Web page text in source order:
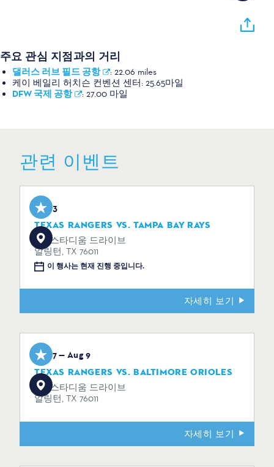
주요 관심 지점과의 거리
댈러스 러브 필드 공항 : 22.06 miles
케이 베일리 허치슨 컨벤션 센터: 25.65마일
DFW 국제 공항 : 27.00 마일
관련 이벤트
Aug 3
TEXAS RANGERS VS. TAMPA BAY RAYS
734 스타디움 드라이브
알링턴, TX 76011
이 행사는 현재 진행 중입니다.
자세히 보기
Aug 7 — Aug 9
TEXAS RANGERS VS. BALTIMORE ORIOLES
734 스타디움 드라이브
알링턴, TX 76011
자세히 보기